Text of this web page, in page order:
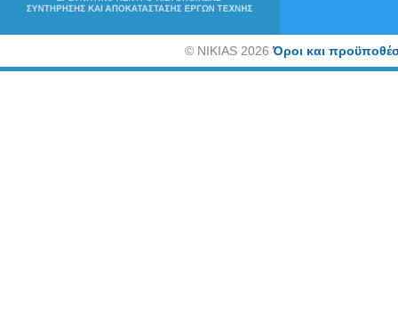
©NIKIAS 2026Όροι και